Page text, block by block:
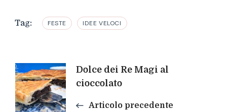
Tag: FESTE IDEE VELOCI
Navigazione
articoli
Dolce dei Re Magi al
cioccolato
Articolo precedente